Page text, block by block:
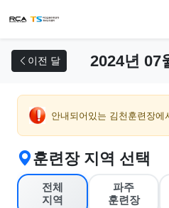
이전 달 2024년 07
안내되어있는 김천훈련장
훈련장 지역 선택
전체
지역
파주
훈련장